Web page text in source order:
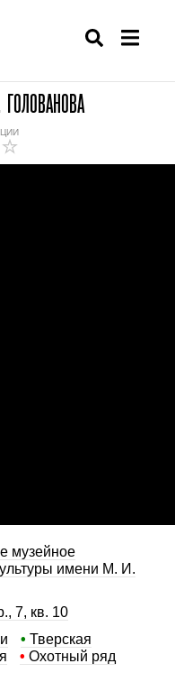
музейное
имени М. И.
7, кв. 10
• Тверская
• Охотный ряд